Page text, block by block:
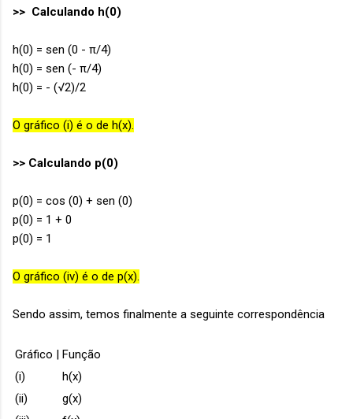
>> Calculando h(0)
h(0) = sen (0 - π/4)
h(0) = sen (- π/4)
h(0) = - (√2)/2
O gráfico (i) é o de h(x).
>> Calculando p(0)
p(0) = cos (0) + sen (0)
p(0) = 1 + 0
p(0) = 1
O gráfico (iv) é o de p(x).
Sendo assim, temos finalmente a seguinte correspondência
Gráfico | Função
(i)
h(x)
(ii)
g(x)